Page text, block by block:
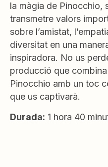
la màgia de Pinocchio,
transmetre valors
sobre l’amistat,
diversitat en una
inspiradora. No us
producció que
Pinocchio amb un toc
que us captivarà.
Durada: 1 hora 40